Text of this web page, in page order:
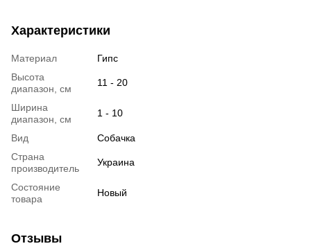
Характеристики
Материал
Гипс
Высота
диапазон, см
11 - 20
Ширина
диапазон, см
1 - 10
Вид
Собачка
Страна
производитель
Украина
Состояние
товара
Новый
Отзывы